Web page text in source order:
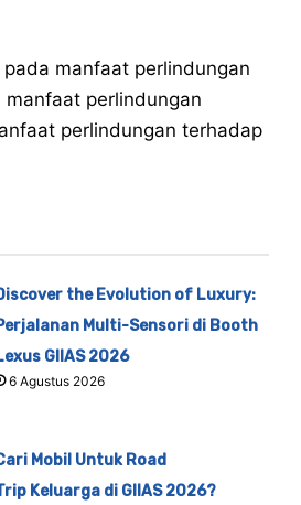
manfaat perlindungan
perlindungan
perlindungan terhadap
the Evolution of Luxury:
Multi-Sensori di Booth
GIIAS 2026
6 Agustus 2026
Mobil Untuk Road
Keluarga di GIIAS 2026?